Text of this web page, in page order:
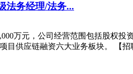
法务经理/法务...
万元，公司经营范围包括股权
目供应链融资六大业务板块。 【招